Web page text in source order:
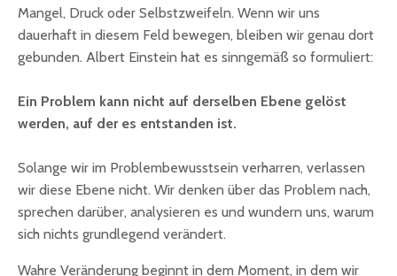
Mangel, Druck oder Selbstzweifeln. Wenn wir uns
dauerhaft in diesem Feld bewegen, bleiben wir genau dort
gebunden. Albert Einstein hat es sinngemäß so formuliert:
Ein Problem kann nicht auf derselben Ebene gelöst
werden, auf der es entstanden ist.
Solange wir im Problembewusstsein verharren, verlassen
wir diese Ebene nicht. Wir denken über das Problem nach,
sprechen darüber, analysieren es und wundern uns, warum
sich nichts grundlegend verändert.
Wahre Veränderung beginnt in dem Moment, in dem wir